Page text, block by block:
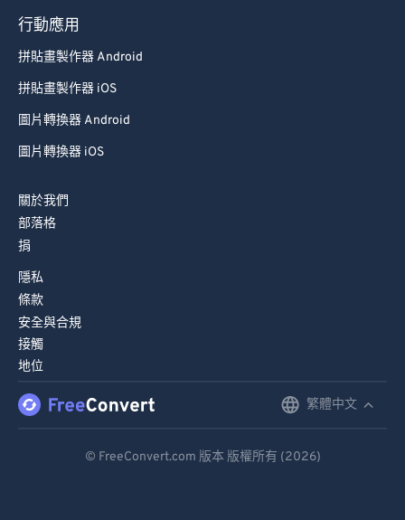
行動應用
拼貼畫製作器 Android
拼貼畫製作器 iOS
圖片轉換器 Android
圖片轉換器 iOS
關於我們
部落格
捐
隱私
條款
安全與合規
接觸
地位
繁體中文
© FreeConvert.com 版本 版權所有 (2026)